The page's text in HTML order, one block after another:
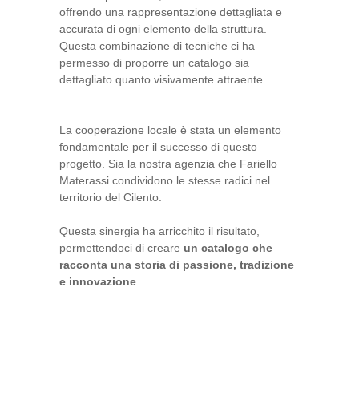
offrendo una rappresentazione dettagliata e
accurata di ogni elemento della struttura.
Questa combinazione di tecniche ci ha
permesso di proporre un catalogo sia
dettagliato quanto visivamente attraente.
La cooperazione locale è stata un elemento
fondamentale per il successo di questo
progetto. Sia la nostra agenzia che Fariello
Materassi condividono le stesse radici nel
territorio del Cilento.
Questa sinergia ha arricchito il risultato,
permettendoci di creare un catalogo che
racconta una storia di passione, tradizione
e innovazione